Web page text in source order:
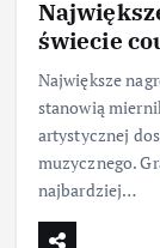
świecie
Największe
stanowią
artystycznej
muzycznego.
najbardziej…